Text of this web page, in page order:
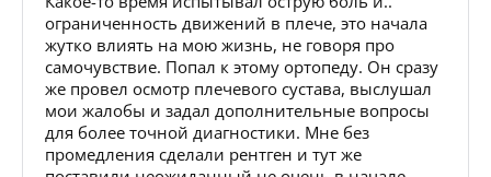
ограниченность движений в плече, это начала
жутко влиять на мою жизнь, не говоря про
самочувствие. Попал к этому ортопеду. Он сразу
же провел осмотр плечевого сустава, выслушал
мои жалобы и задал дополнительные вопросы
для более точной диагностики. Мне без
промедления сделали рентген и тут же